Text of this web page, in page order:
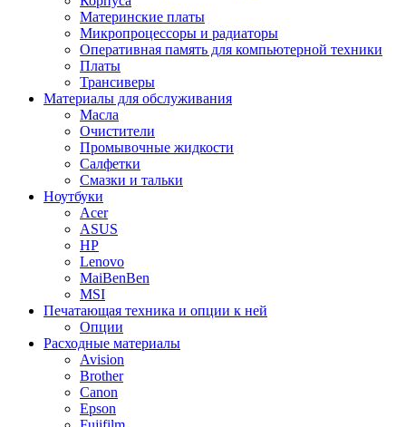
Материнские платы
Микропроцессоры и радиаторы
Оперативная память для компьютерной техники
Платы
Трансиверы
Материалы для обслуживания
Масла
Очистители
Промывочные жидкости
Салфетки
Смазки и тальки
Ноутбуки
Acer
ASUS
HP
Lenovo
MaiBenBen
MSI
Печатающая техника и опции к ней
Опции
Расходные материалы
Avision
Brother
Canon
Epson